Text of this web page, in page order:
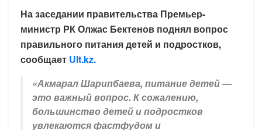
На заседании правительства Премьер-
министр РК Олжас Бектенов поднял вопрос
правильного питания детей и подростков,
сообщает Ult.kz.
«Акмарал Шарипбаева, питание детей —
это важный вопрос. К сожалению,
большинство детей и подростков
увлекаются фастфудом и